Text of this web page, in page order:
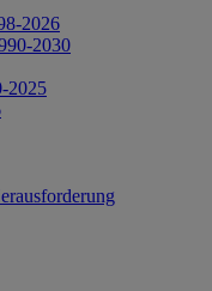
2026
2030
2025